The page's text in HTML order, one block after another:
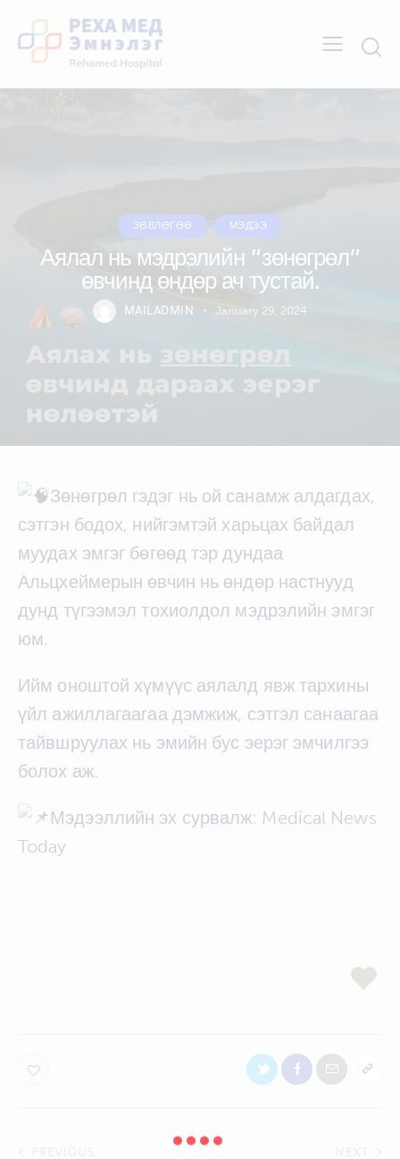
ЗӨВЛӨГӨӨ МЭДЭЭ
Аялал нь мэдрэлийн “зөнөгрөл”
өвчинд өндөр ач тустай.
MAILADMIN January 29, 2024
Зөнөгрөл гэдэг нь ой санамж алдагдах,
сэтгэн бодох, нийгэмтэй харьцах байдал
муудах эмгэг бөгөөд тэр дундаа
Альцхеймерын өвчин нь өндөр настнууд
дунд түгээмэл тохиолдол мэдрэлийн эмгэг
юм.
Ийм оноштой хүмүүс аялалд явж тархины
үйл ажиллагаагаа дэмжиж, сэтгэл санаагаа
тайвшруулах нь эмийн бус эерэг эмчилгээ
болох аж.
Мэдээллийн эх сурвалж: Medical News
Today